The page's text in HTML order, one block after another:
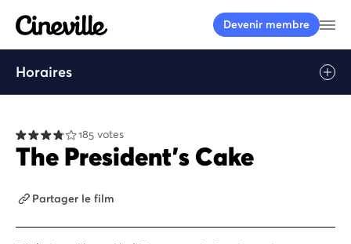
Cineville Logo
Devenir membre
Horaires
185 votes
The President’s Cake
Partager le film